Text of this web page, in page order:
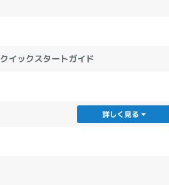
ックスタートガイド
詳しく見る
TOSHIBA